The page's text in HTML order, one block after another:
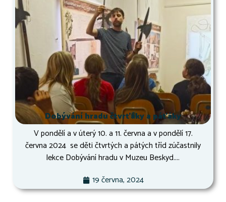
Dobývání hradu čtvrťáky a páťáky
V pondělí a v úterý 10. a 11. června a v pondělí 17.
června 2024 se děti čtvrtých a pátých tříd zúčastnily
lekce Dobývání hradu v Muzeu Beskyd....
19 června, 2024